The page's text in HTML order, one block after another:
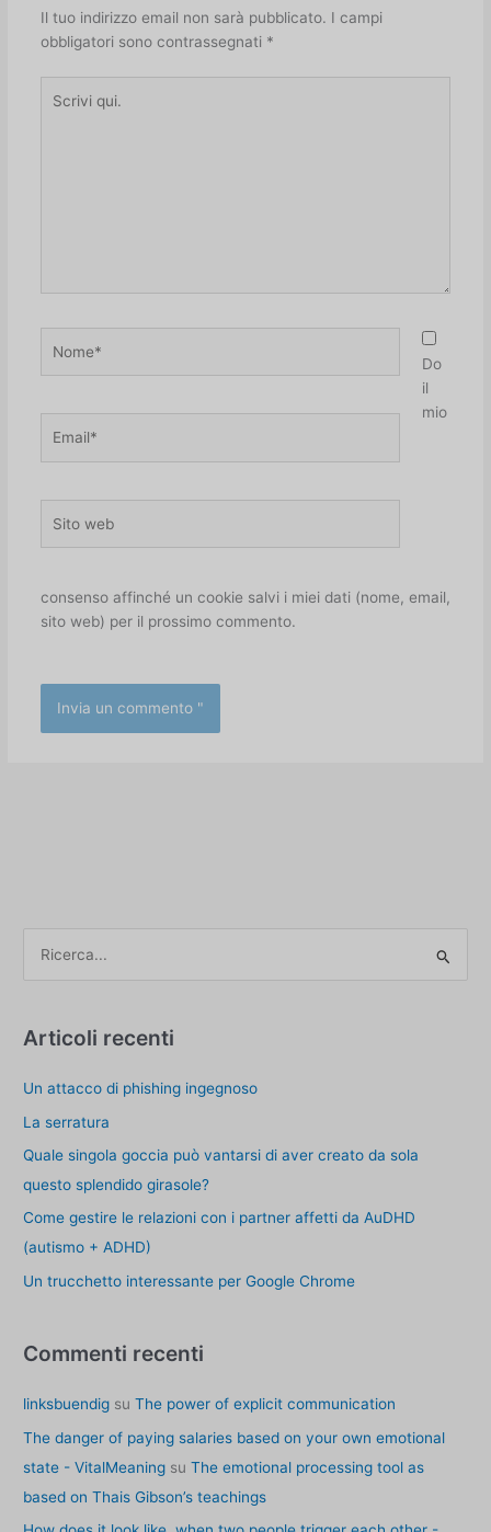
Il tuo indirizzo email non sarà pubblicato. I campi
obbligatori sono contrassegnati *
qui.
web
Do
il
mio
consenso affinché un cookie salvi i miei dati (nome, email,
sito web) per il prossimo commento.
c
p
e
r
:
Articoli recenti
Un attacco di phishing ingegnoso
La serratura
Quale singola goccia può vantarsi di aver creato da sola
questo splendido girasole?
Come gestire le relazioni con i partner affetti da AuDHD
(autismo + ADHD)
Un trucchetto interessante per Google Chrome
Commenti recenti
linksbuendig suThe power of explicit communication
The danger of paying salaries based on your own emotional
state - VitalMeaning suThe emotional processing tool as
based on Thais Gibson’s teachings